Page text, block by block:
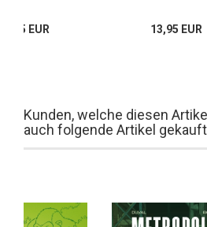
EUR 13,95 EUR
Kunden, welche diesen
auch folgende Artikel